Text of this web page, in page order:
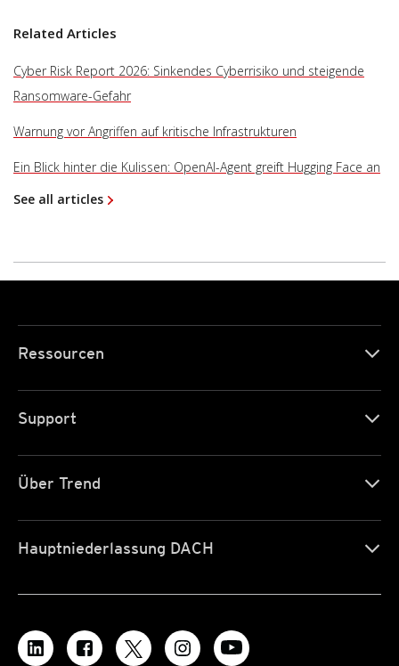
Related Articles
Cyber Risk Report 2026: Sinkendes Cyberrisiko und steigende
Ransomware-Gefahr
Warnung vor Angriffen auf kritische Infrastrukturen
Ein Blick hinter die Kulissen: OpenAI-Agent greift Hugging Face an
See all articles
Ressourcen
Support
Über Trend
Hauptniederlassung DACH